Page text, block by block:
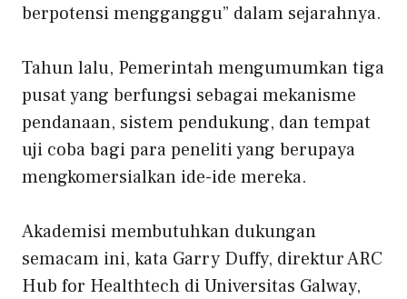
berpotensi mengganggu” dalam sejarahnya.
Tahun lalu, Pemerintah mengumumkan tiga
pusat yang berfungsi sebagai mekanisme
pendanaan, sistem pendukung, dan tempat
uji coba bagi para peneliti yang berupaya
mengkomersialkan ide-ide mereka.
Akademisi membutuhkan dukungan
semacam ini, kata Garry Duffy, direktur ARC
Hub for Healthtech di Universitas Galway,